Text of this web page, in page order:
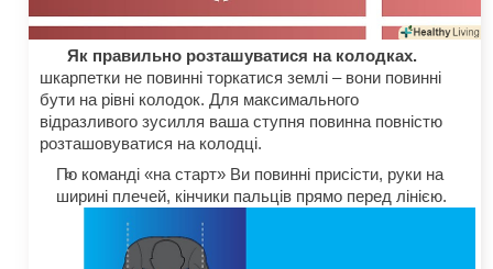
Як правильно розташуватися на колодках.
шкарпетки не повинні торкатися землі – вони повинні
бути на рівні колодок. Для максимального
відразливого зусилля ваша ступня повинна повністю
розташовуватися на колодці.
По команді «на старт» Ви повинні присісти, руки на
ширині плечей, кінчики пальців прямо перед лінією.